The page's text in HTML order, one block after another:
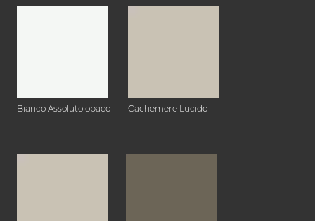
Bianco Assoluto opaco Cachemere Lucido